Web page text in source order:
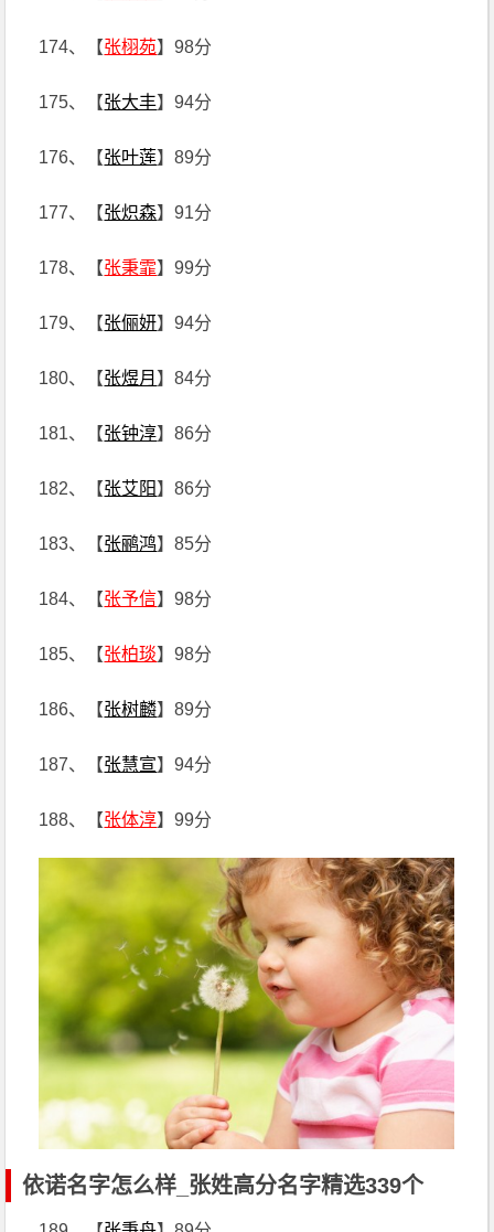
174、【张栩苑】98分
175、【张大丰】94分
176、【张叶莲】89分
177、【张炽森】91分
178、【张秉霏】99分
179、【张俪妍】94分
180、【张煜月 】84分
181、【张钟淳】86分
182、【张艾阳】86分
183、【张鹂鸿】85分
184、【张予信】98分
185、【张柏琰】98分
186、【张树麟】89分
187、【张慧宣】94分
188、【张体淳】99分
依诺名字怎么样_张姓高分名字精选339个